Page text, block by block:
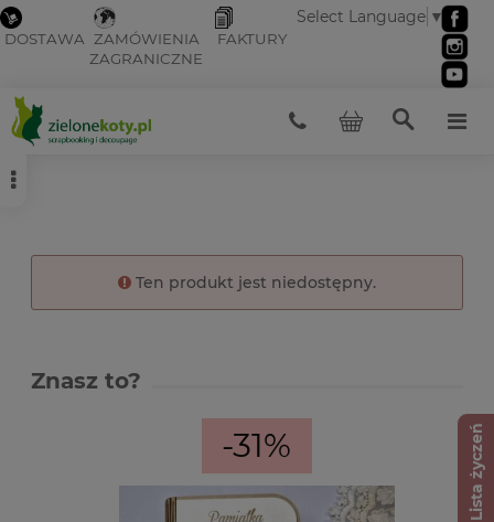
DOSTAWA ZAMÓWIENIA
ZAGRANICZNE
FAKTURY
Select Language ▼
Ten produkt jest niedostępny.
Znasz to?
-31% Lista życzeń